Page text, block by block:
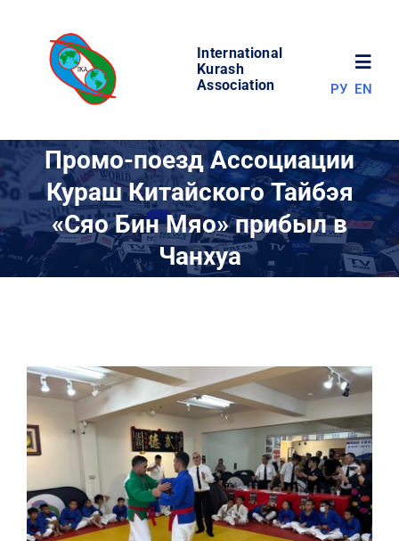
content
International
Kurash
Association
МИР КУРАША
ОБ АССОЦИАЦИИ
РЕЗУЛЬТАТЫ
КОНТАКТЫ
РУ EN
Промо-поезд Ассоциации
Кураш Китайского Тайбэя
«Сяо Бин Мяо» прибыл в
Чанхуа